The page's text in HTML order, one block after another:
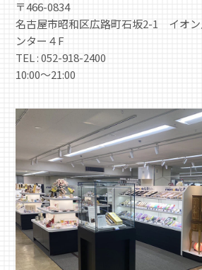
〒466-0834
名古屋市昭和区広路町石坂2-1 イオ
ンター４F
TEL : 052-918-2400
10:00～21:00